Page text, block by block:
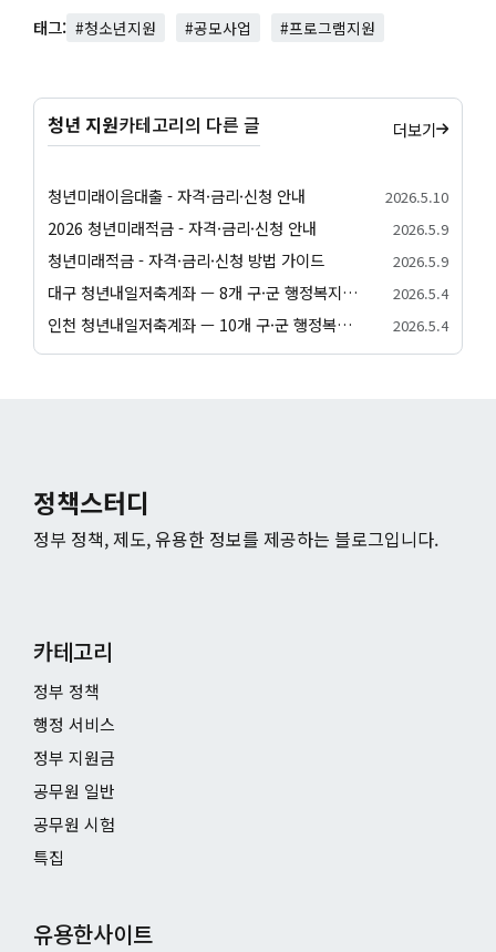
태그: #청소년지원 #공모사업 #프로그램지원
청년 지원카테고리의 다른 글 더보기
청년미래이음대출 - 자격·금리·신청 안내 2026.5.10
2026 청년미래적금 - 자격·금리·신청 안내 2026.5.9
청년미래적금 - 자격·금리·신청 방법 가이드 2026.5.9
대구 청년내일저축계좌 — 8개 구·군 행정복지센터 신청 방법 2026.5.4
인천 청년내일저축계좌 — 10개 구·군 행정복지센터 신청 방법 2026.5.4
정책스터디
정부 정책, 제도, 유용한 정보를 제공하는 블로그입니다.
카테고리
정부 정책
행정 서비스
정부 지원금
공무원 일반
공무원 시험
특집
유용한사이트